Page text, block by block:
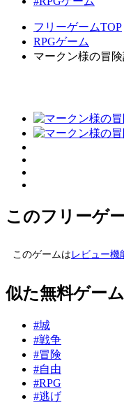
フリーゲームTOP
RPGゲーム
マークン様の冒
このフリーゲ
このゲームは レビュー機
似た無料ゲー
#城
#戦争
#冒険
#自由
#RPG
#逃げ